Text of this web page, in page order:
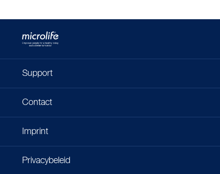
Support
Contact
Imprint
Privacybeleid